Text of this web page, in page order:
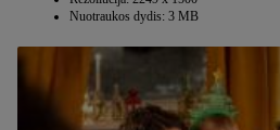
Nuotraukos dydis: 3 MB